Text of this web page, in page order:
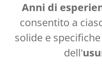
Anni di
consentito a
solide e
dell'